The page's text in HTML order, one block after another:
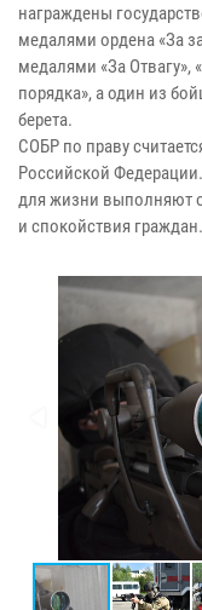
награждены
медалями ордена «За
медалями «За Отвагу»,
порядка», а один из
берета.
СОБР по праву
Российской
для жизни выполняют
и спокойствия граждан.